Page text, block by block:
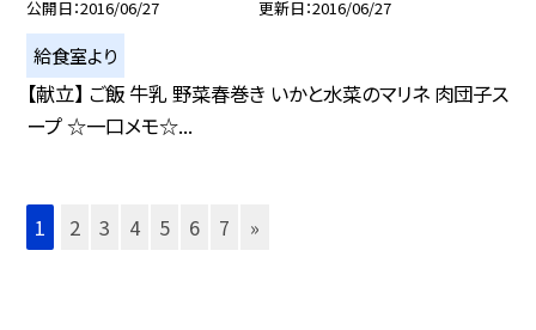
公開日 2016/06/27 更新日 2016/06/27
給食室より
【献立】 ご飯 牛乳 野菜春巻き いかと水菜のマリネ 肉団子ス
ープ ☆一口メモ☆...
1 2 3 4 5 6 7 »